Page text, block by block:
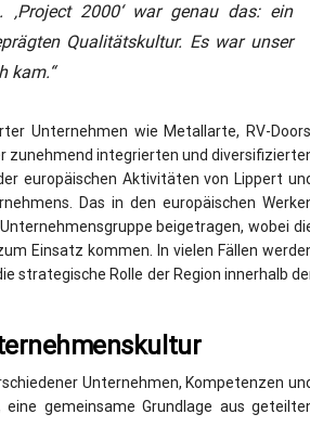
‚Project 2000‘ war genau das: ein
Qualitätskultur. Es war unser
kam.“
Unternehmen wie Metallarte, RV-
zunehmend integrierten und
europäischen Aktivitäten von Lippert
Das in den europäischen
beigetragen, wobei
Einsatz kommen. In vielen Fällen
strategische Rolle der Region innerhalb
Unternehmen, Kompetenzen
gemeinsame Grundlage aus